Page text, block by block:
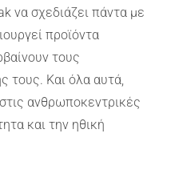
να σχεδιάζει πάντα με
προϊόντα
τους
τους. Και όλα αυτά,
ανθρωποκεντρικές
και την ηθική